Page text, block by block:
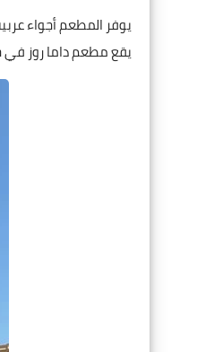
يوفر المطعم أجواء
يقع مطعم داما روز في